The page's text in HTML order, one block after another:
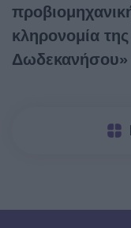
κληρονομία της
Δωδεκανήσου»